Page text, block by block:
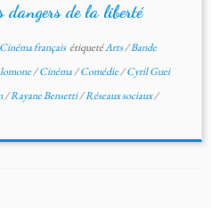
dangers de la liberté
français étiquetéArts/Bande
/Cinéma/Comédie/Cyril Guei
/Rayane Bensetti/Réseaux sociaux/